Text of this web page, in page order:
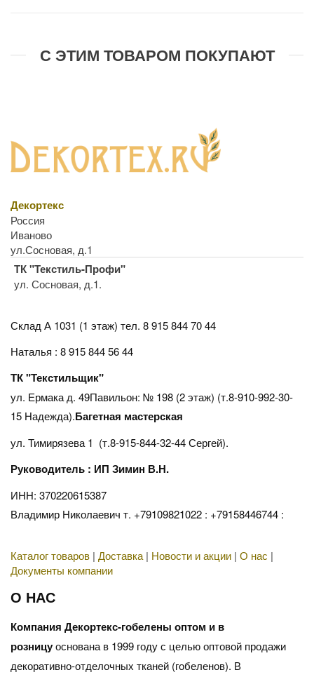
С ЭТИМ ТОВАРОМ ПОКУПАЮТ
Декортекс
Россия
Иваново
ул.Сосновая, д.1
ТК "Текстиль-Профи"
ул. Сосновая, д.1.
Склад А 1031 (1 этаж) тел. 8 915 844 70 44
Наталья : 8 915 844 56 44
ТК "Текстильщик"
ул. Ермака д. 49Павильон: № 198 (2 этаж) (т.8-910-992-30-
15 Надежда).Багетная мастерская
ул. Тимирязева 1 (т.8-915-844-32-44 Сергей).
Руководитель : ИП Зимин В.Н.
ИНН: 370220615387
Владимир Николаевич т. +79109821022 : +79158446744 :
Каталог товаров | Доставка| Новости и акции | О нас |
Документы компании
О НАС
Компания Декортекс-гобелены оптом и в
розницуоснована в 1999 году с целью оптовой продажи
декоративно-отделочных тканей (гобеленов). В